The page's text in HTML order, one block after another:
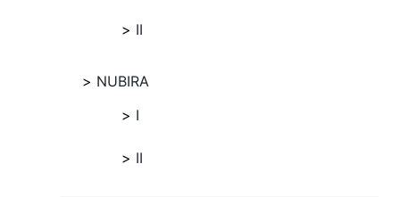
II
NUBIRA
I
II